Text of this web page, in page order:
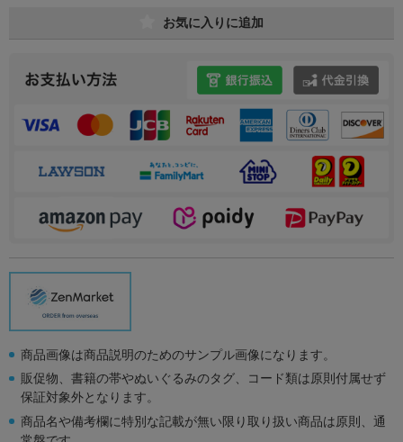
お気に入りに追加
商品画像は商品説明のためのサンプル画像になります。
販促物、書籍の帯やぬいぐるみのタグ、コード類は原則付属せず
保証対象外となります。
商品名や備考欄に特別な記載が無い限り取り扱い商品は原則、通